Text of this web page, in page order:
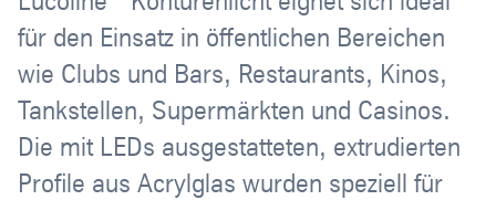
für den Einsatz in öffentlichen Bereichen
wie Clubs und Bars, Restaurants, Kinos,
Tankstellen, Supermärkten und Casinos.
Die mit LEDs ausgestatteten, extrudierten
Profile aus Acrylglas wurden speziell für